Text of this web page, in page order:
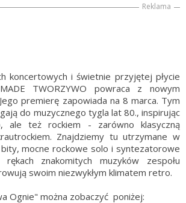
Reklama
koncertowych i świetnie przyjętej płycie
TWORZYWO powraca z nowym
premierę zapowiada na 8 marca. Tym
do muzycznego tygla lat 80., inspirując
ale też rockiem - zarówno klasyczną
Znajdziemy tu utrzymane w
mocne rockowe solo i syntezatorowe
znakomitych muzyków zespołu
swoim niezwykłym klimatem retro.
Ognie" można zobaczyć poniżej: